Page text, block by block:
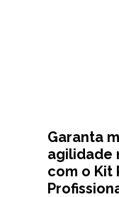
Garanta
agilidade
com o Kit